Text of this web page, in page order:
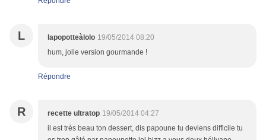
L lapopotteàlolo 19/05/2014 08:20
hum, jolie version gourmande !
Répondre
R recette ultratop 19/05/2014 04:27
il est très beau ton dessert, dis papoune tu deviens difficile tu